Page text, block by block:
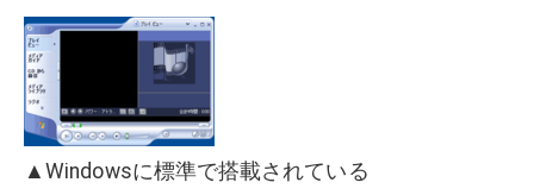
▲Windowsに標準で搭載されている